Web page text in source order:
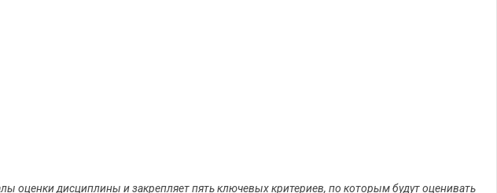
оценки дисциплины и закрепляет пять ключевых критериев, по которым будут оценивать